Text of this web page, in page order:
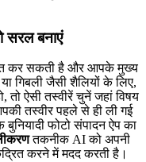
सरल बनाएं
कर सकती है और आपके मुख्य
गिबली जैसी शैलियों के लिए,
तो ऐसी तस्वीरें चुनें जहां विषय
तस्वीर पहले से ही ली गई
फोटो संपादन ऐप का
तकनीक AI को अपनी
करने में मदद करती है।